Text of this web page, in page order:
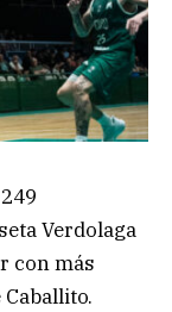
Verdolaga
con más